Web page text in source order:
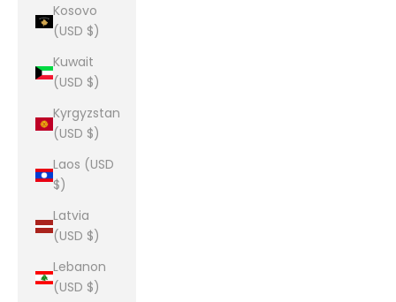
Kosovo
(USD $)
Kuwait
(USD $)
Kyrgyzstan
(USD $)
Laos (USD
$)
Latvia
(USD $)
Lebanon
(USD $)